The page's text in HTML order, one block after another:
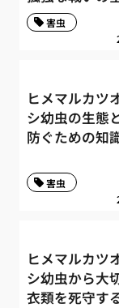
害虫
ヒメマルカツ
シ幼虫の生態
防ぐための知
害虫
ヒメマルカツ
シ幼虫から大
衣類を死守す